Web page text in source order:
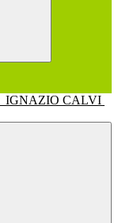
IGNAZIO CALVI